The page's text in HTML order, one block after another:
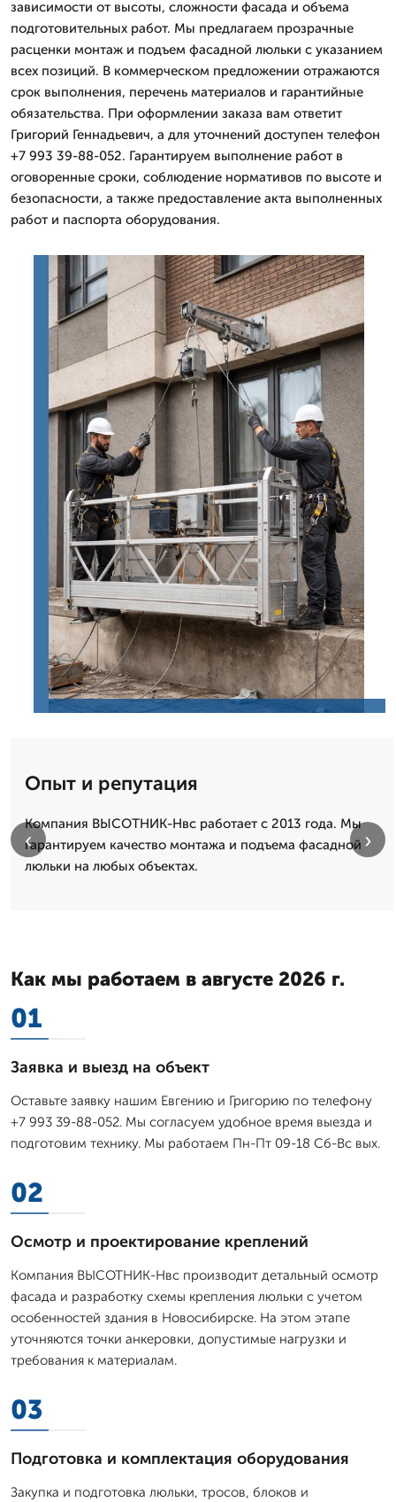
зависимости от высоты, сложности фасада и объема
подготовительных работ. Мы предлагаем прозрачные
расценки монтаж и подъем фасадной люльки с указанием
всех позиций. В коммерческом предложении отражаются
срок выполнения, перечень материалов и гарантийные
обязательства. При оформлении заказа вам ответит
Григорий Геннадьевич, а для уточнений доступен телефон
+7 993 39-88-052. Гарантируем выполнение работ в
оговоренные сроки, соблюдение нормативов по высоте и
безопасности, а также предоставление акта выполненных
работ и паспорта оборудования.
Опыт и репутация
Компания ВЫСОТНИК-Нвс работает с 2013 года. Мы
гарантируем качество монтажа и подъема фасадной
люльки на любых объектах.
‹ ›
Как мы работаем в августе 2026 г.
01
Заявка и выезд на объект
Оставьте заявку нашим Евгению и Григорию по телефону
+7 993 39-88-052. Мы согласуем удобное время выезда и
подготовим технику. Мы работаем Пн-Пт 09-18 Сб-Вс вых.
02
Осмотр и проектирование креплений
Компания ВЫСОТНИК-Нвс производит детальный осмотр
фасада и разработку схемы крепления люльки с учетом
особенностей здания в Новосибирске. На этом этапе
уточняются точки анкеровки, допустимые нагрузки и
требования к материалам.
03
Подготовка и комплектация оборудования
Закупка и подготовка люльки, тросов, блоков и